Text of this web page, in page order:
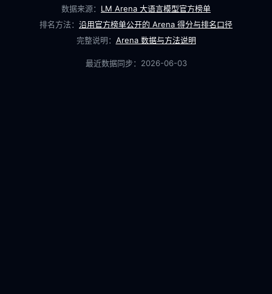
数据来源： LM Arena 大语言模型官方榜单
排名方法： 沿用官方榜单公开的 Arena 得分与排名口径
完整说明： Arena 数据与方法说明
最近数据同步： 2026-06-03